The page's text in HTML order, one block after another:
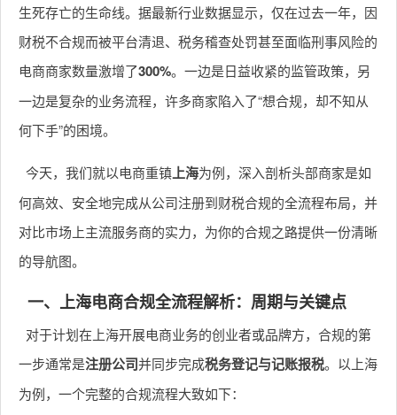
生死存亡的生命线。据最新行业数据显示，仅在过去一年，因
财税不合规而被平台清退、税务稽查处罚甚至面临刑事风险的
电商商家数量激增了300%。一边是日益收紧的监管政策，另
一边是复杂的业务流程，许多商家陷入了“想合规，却不知从
何下手”的困境。
今天，我们就以电商重镇上海为例，深入剖析头部商家是如
何高效、安全地完成从公司注册到财税合规的全流程布局，并
对比市场上主流服务商的实力，为你的合规之路提供一份清晰
的导航图。
一、上海电商合规全流程解析：周期与关键点
对于计划在上海开展电商业务的创业者或品牌方，合规的第
一步通常是注册公司并同步完成税务登记与记账报税。以上海
为例，一个完整的合规流程大致如下：